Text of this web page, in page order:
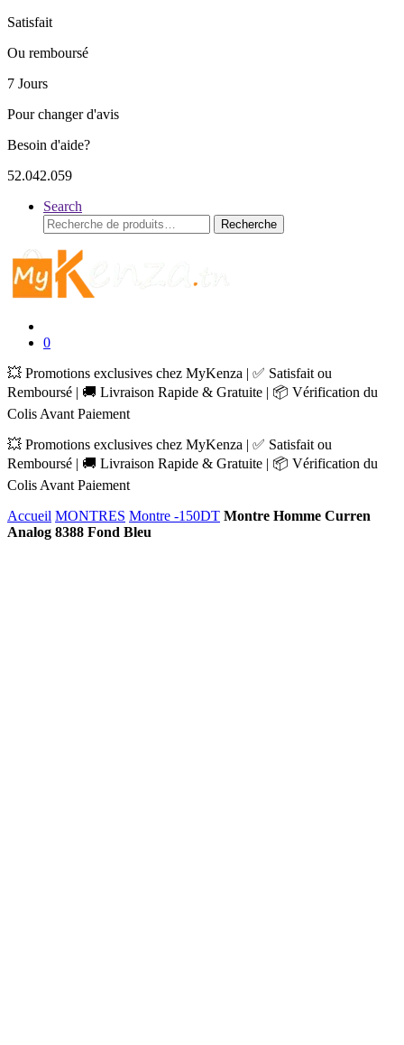
Satisfait
Ou remboursé
7 Jours
Pour changer d'avis
Besoin d'aide?
52.042.059
Search
Recherche
pour :
Recherche
0
💥 Promotions exclusives chez MyKenza | ✅ Satisfait ou
Remboursé | 🚚 Livraison Rapide & Gratuite | 📦 Vérification du
Colis Avant Paiement
💥 Promotions exclusives chez MyKenza | ✅ Satisfait ou
Remboursé | 🚚 Livraison Rapide & Gratuite | 📦 Vérification du
Colis Avant Paiement
Accueil MONTRES Montre -150DT Montre Homme Curren
Analog 8388 Fond Bleu